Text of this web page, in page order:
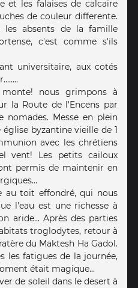
et les falaises de calcaire
de couleur differente.
absents de la famille
c'est comme s'ils
universitaire, aux cotés
nous grimpons à
la Route de l'Encens par
nomades. Messe en plein
byzantine vieille de 1
avec les chrétiens
vent! Les petits cailoux
permis de maintenir en
au toit effondré, qui nous
l'eau est une richesse à
aride... Après des parties
troglodytes, retour à
du Maktesh Ha Gadol.
les fatigues de la journée,
était magique...
de soleil dans le desert à